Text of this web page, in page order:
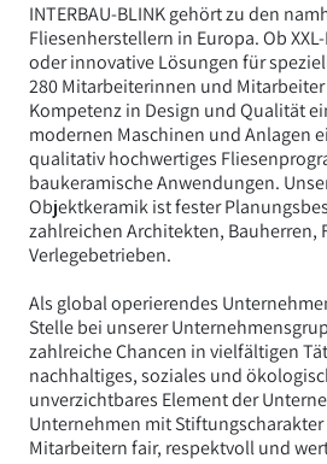
INTERBAU-BLINK gehört zu den
Fliesenherstellern in Europa. Ob
oder innovative Lösungen für
280 Mitarbeiterinnen und
Kompetenz in Design und Qualität
modernen Maschinen und Anlagen
qualitativ hochwertiges
baukeramische Anwendungen.
Objektkeramik ist fester
zahlreichen Architekten, Bauherren,
Verlegebetrieben.
Als global operierendes
Stelle bei unserer
zahlreiche Chancen in vielfältigen
nachhaltiges, soziales und
unverzichtbares Element der
Unternehmen mit
Mitarbeitern fair, respektvoll und